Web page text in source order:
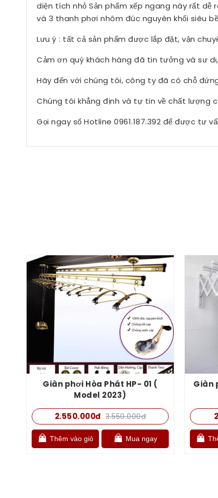
diện tích nhỏ Sản phẩm xếp ngang này rất
và 3 thanh phơi nhôm đúc nguyên khối siêu
Lưu ý : tất cả sản phẩm được lắp đặt, vận
Cảm ơn quý khách hàng đã tin tưởng và sư
Hãy đến với chúng tôi, công ty đã có chỗ
Chúng tôi khẳng định và tự tin về chất lượng
Gọi ngay số Hotline 0961.187.392 để được tư
Giàn phơi Hòa Phát HP- 01 (
Model 2023)
2.550.000đ 3.550.000đ
Thêm vào giỏ Mua ngay
Giàn